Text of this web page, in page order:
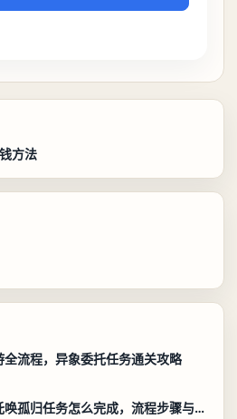
方法
全流程，异象委托任务通关攻略
异环异象委托唤孤归任务怎么完成，流程步骤与位置攻略